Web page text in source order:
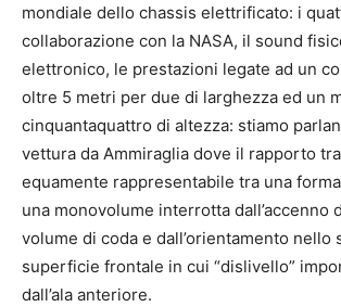
mondiale dello chassis elettrificato: i
collaborazione con la NASA, il sound
elettronico, le prestazioni legate ad un
oltre 5 metri per due di larghezza ed un
cinquantaquattro di altezza: stiamo
vettura da Ammiraglia dove il rapporto
equamente rappresentabile tra una
una monovolume interrotta dall’accenno
volume di coda e dall’orientamento nello
superficie frontale in cui “dislivello”
dall’ala anteriore.